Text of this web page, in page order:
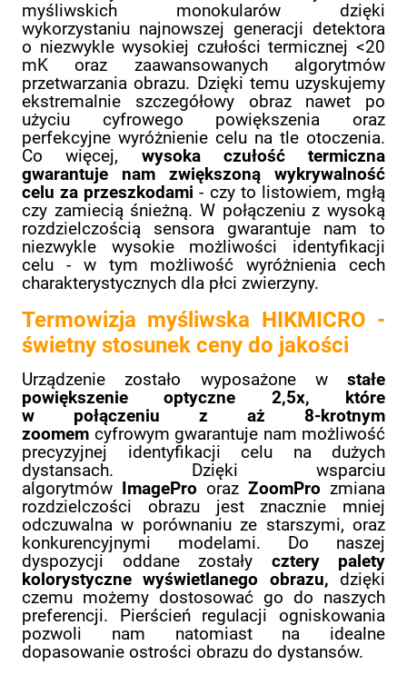
myśliwskich monokularów dzięki
wykorzystaniu najnowszej generacji detektora
o niezwykle wysokiej czułości termicznej <20
mK oraz zaawansowanych algorytmów
przetwarzania obrazu. Dzięki temu uzyskujemy
ekstremalnie szczegółowy obraz nawet po
użyciu cyfrowego powiększenia oraz
perfekcyjne wyróżnienie celu na tle otoczenia.
Co więcej, wysoka czułość termiczna
gwarantuje nam zwiększoną wykrywalność
celu za przeszkodami- czy to listowiem, mgłą
czy zamiecią śnieżną. W połączeniu z wysoką
rozdzielczością sensora gwarantuje nam to
niezwykle wysokie możliwości identyfikacji
celu - w tym możliwość wyróżnienia cech
charakterystycznych dla płci zwierzyny.
Termowizja myśliwska HIKMICRO -
świetny stosunek ceny do jakości
Urządzenie zostało wyposażone w stałe
powiększenie optyczne 2,5x, które
w połączeniu z aż 8-krotnym
zoomem cyfrowym gwarantuje nam możliwość
precyzyjnej identyfikacji celu na dużych
dystansach. Dzięki wsparciu
algorytmów ImagePro oraz ZoomPro zmiana
rozdzielczości obrazu jest znacznie mniej
odczuwalna w porównaniu ze starszymi, oraz
konkurencyjnymi modelami. Do naszej
dyspozycji oddane zostały cztery palety
kolorystyczne wyświetlanego obrazu, dzięki
czemu możemy dostosować go do naszych
preferencji. Pierścień regulacji ogniskowania
pozwoli nam natomiast na idealne
dopasowanie ostrości obrazu do dystansów.